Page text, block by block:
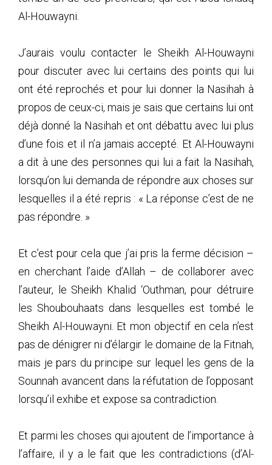
Al-Houwayni.
J’aurais voulu contacter le Sheikh Al-Houwayni
pour discuter avec lui certains des points qui lui
ont été reprochés et pour lui donner la Nasihah à
propos de ceux-ci, mais je sais que certains lui ont
déjà donné la Nasihah et ont débattu avec lui plus
d’une fois et il n’a jamais accepté. Et Al-Houwayni
a dit à une des personnes qui lui a fait la Nasihah,
lorsqu’on lui demanda de répondre aux choses sur
lesquelles il a été repris : « La réponse c’est de ne
pas répondre. »
Et c’est pour cela que j’ai pris la ferme décision –
en cherchant l’aide d’Allah – de collaborer avec
l’auteur, le Sheikh Khalid ‘Outhman, pour détruire
les Shoubouhaats dans lesquelles est tombé le
Sheikh Al-Houwayni. Et mon objectif en cela n’est
pas de dénigrer ni d’élargir le domaine de la Fitnah,
mais je pars du principe sur lequel les gens de la
Sounnah avancent dans la réfutation de l’opposant
lorsqu’il exhibe et expose sa contradiction.
Et parmi les choses qui ajoutent de l’importance à
l’affaire, il y a le fait que les contradictions (d’Al-